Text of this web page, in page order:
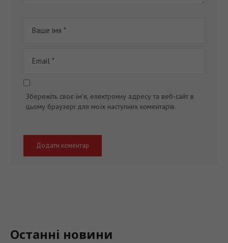
Збережіть своє ім'я, електронну адресу та веб-сайт в
цьому браузері для моїх наступних коментарів.
Останні новини